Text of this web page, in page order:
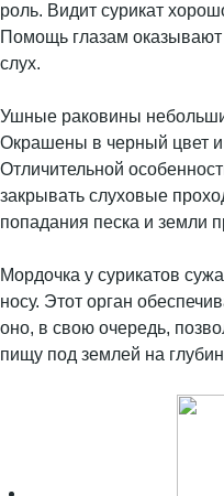
роль. Видит сурикат
Помощь глазам
слух.
Ушные раковины
Окрашены в черный цвет и
Отличительной
закрывать слуховые
попадания песка и земли
Мордочка у сурикатов
носу. Этот орган
оно, в свою очередь,
пищу под землей на